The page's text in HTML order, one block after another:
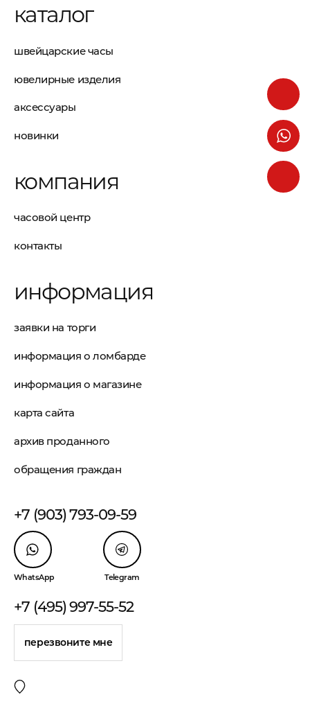
каталог
швейцарские часы
ювелирные изделия
аксессуары
новинки
компания
часовой центр
контакты
информация
заявки на торги
информация о ломбарде
информация о магазине
карта сайта
архив проданного
обращения граждан
+7 (903) 793-09-59
WhatsApp Telegram
+7 (495) 997-55-52
перезвоните мне